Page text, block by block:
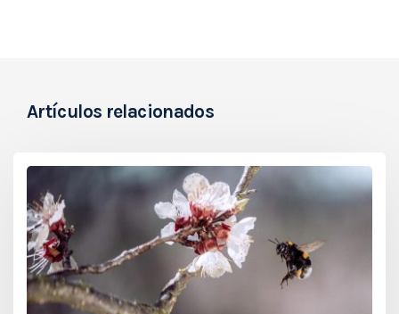
Artículos relacionados